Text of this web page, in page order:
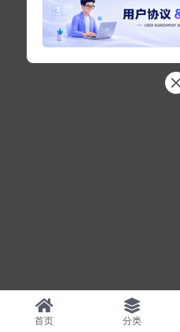
首页 分类